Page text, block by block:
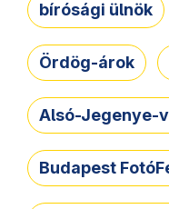
bírósági ülnök
Ördög-árok
Alsó-Jegenye-
Budapest